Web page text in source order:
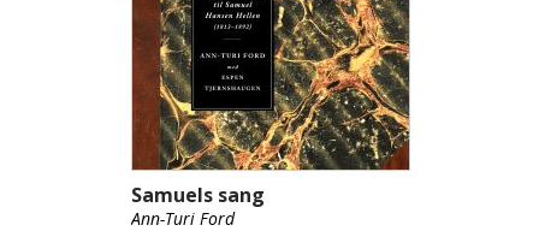
Samuels sang
Ann-Turi Ford